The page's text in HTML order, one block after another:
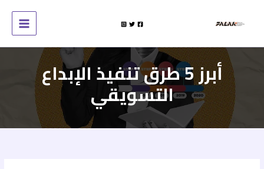
أبرز 5 طرق تنفيذ الإبداع
التسويقي